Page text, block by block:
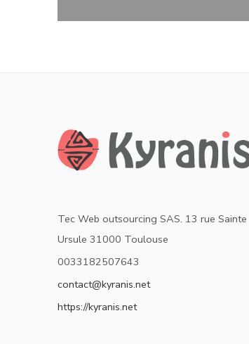
Tec Web outsourcing SAS. 13 rue Sainte
Ursule 31000 Toulouse
0033182507643
contact@kyranis.net
https://kyranis.net